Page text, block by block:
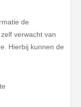
de
verwacht van
Hierbij kunnen de